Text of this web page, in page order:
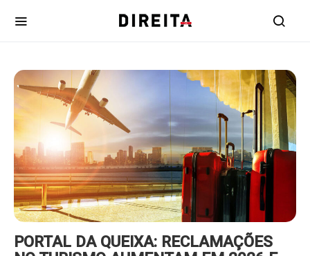
https://www.ruadireita.pt/wp-
content/uploads/2026/08/viagens-
800x600.jpg
PORTAL DA QUEIXA: RECLAMAÇÕES